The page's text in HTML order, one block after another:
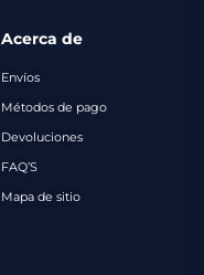
Acerca de
Envíos
Métodos de pago
Devoluciones
FAQ’S
Mapa de sitio